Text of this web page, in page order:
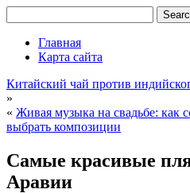
Главная
Карта сайта
Китайский чай против
»
« Живая музыка на свадьбе: как
выбрать композиции
Самые красивые
Аравии